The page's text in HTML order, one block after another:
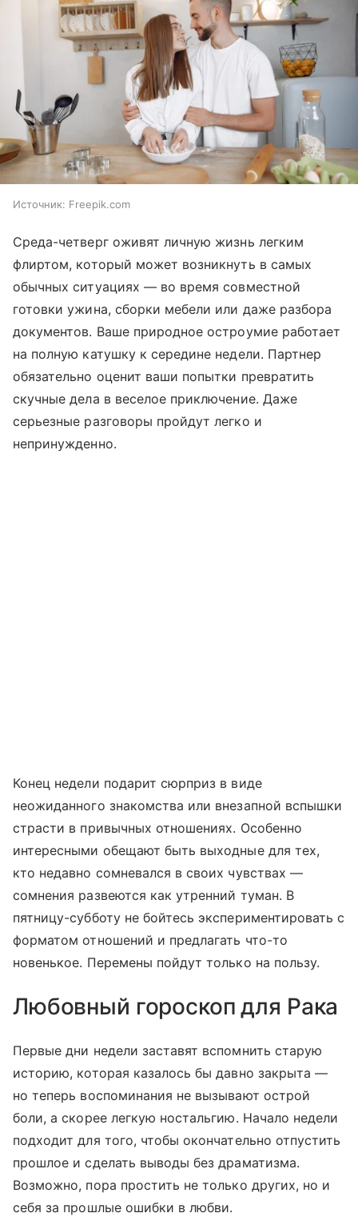
Источник: Freepik.com
Среда-четверг оживят личную жизнь легким
флиртом, который может возникнуть в самых
обычных ситуациях — во время совместной
готовки ужина, сборки мебели или даже разбора
документов. Ваше природное остроумие работает
на полную катушку к середине недели. Партнер
обязательно оценит ваши попытки превратить
скучные дела в веселое приключение. Даже
серьезные разговоры пройдут легко и
непринужденно.
Конец недели подарит сюрприз в виде
неожиданного знакомства или внезапной вспышки
страсти в привычных отношениях. Особенно
интересными обещают быть выходные для тех,
кто недавно сомневался в своих чувствах —
сомнения развеются как утренний туман. В
пятницу-субботу не бойтесь экспериментировать с
форматом отношений и предлагать что-то
новенькое. Перемены пойдут только на пользу.
Любовный гороскоп для Рака
Первые дни недели заставят вспомнить старую
историю, которая казалось бы давно закрыта —
но теперь воспоминания не вызывают острой
боли, а скорее легкую ностальгию. Начало недели
подходит для того, чтобы окончательно отпустить
прошлое и сделать выводы без драматизма.
Возможно, пора простить не только других, но и
себя за прошлые ошибки в любви.